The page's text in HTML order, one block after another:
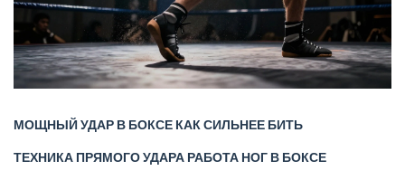
МОЩНЫЙ УДАР В БОКСЕКАК СИЛЬНЕЕ БИТЬ
ТЕХНИКА ПРЯМОГО УДАРАРАБОТА НОГ В БОКСЕ